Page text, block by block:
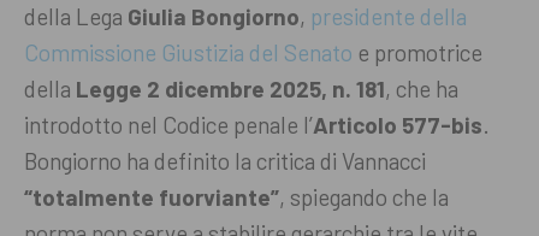
della Lega Giulia Bongiorno, presidente della
Commissione Giustizia del Senato e promotrice
della Legge 2 dicembre 2025, n. 181, che ha
introdotto nel Codice penale l’Articolo 577-bis.
Bongiorno ha definito la critica di Vannacci
“totalmente fuorviante”, spiegando che la